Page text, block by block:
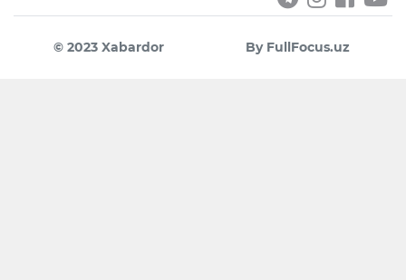
© 2023 Xabardor By FullFocus.uz